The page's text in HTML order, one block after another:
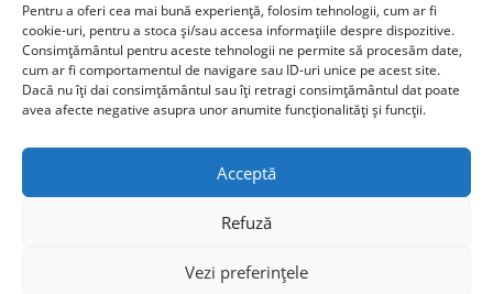
Pentru a oferi cea mai bună experiență, folosim tehnologii, cum ar fi
cookie-uri, pentru a stoca și/sau accesa informațiile despre dispozitive.
Consimțământul pentru aceste tehnologii ne permite să procesăm date,
cum ar fi comportamentul de navigare sau ID-uri unice pe acest site.
Dacă nu îți dai consimțământul sau îți retragi consimțământul dat poate
avea afecte negative asupra unor anumite funcționalități și funcții.
Acceptă
Refuză
Vezi preferințele
0241769101